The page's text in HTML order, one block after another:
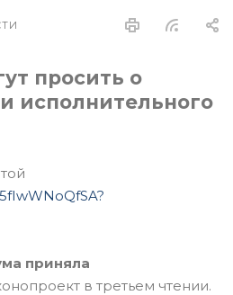
просить о
исполнительного
приняла
в третьем чтении.